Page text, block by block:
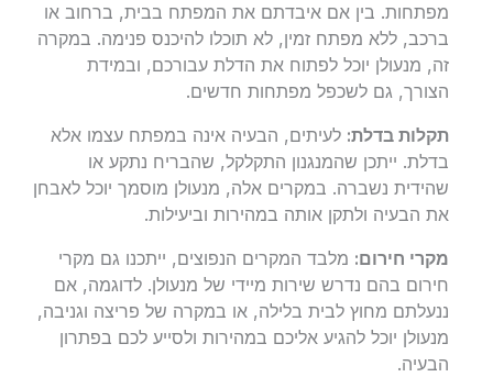
מפתחות. בין אם איבדתם את המפתח בבית, ברחוב או
ברכב, ללא מפתח זמין, לא תוכלו להיכנס פנימה. במקרה
זה, מנעולן יוכל לפתוח את הדלת עבורכם, ובמידת
הצורך, גם לשכפל מפתחות חדשים.
תקלות בדלת:לעיתים, הבעיה אינה במפתח עצמו אלא
בדלת. ייתכן שהמנגנון התקלקל, שהבריח נתקע או
שהידית נשברה. במקרים אלה, מנעולן מוסמך יוכל לאבחן
את הבעיה ולתקן אותה במהירות וביעילות.
מקרי חירום:מלבד המקרים הנפוצים, ייתכנו גם מקרי
חירום בהם נדרש שירות מיידי של מנעולן. לדוגמה, אם
ננעלתם מחוץ לבית בלילה, או במקרה של פריצה וגניבה,
מנעולן יוכל להגיע אליכם במהירות ולסייע לכם בפתרון
הבעיה.